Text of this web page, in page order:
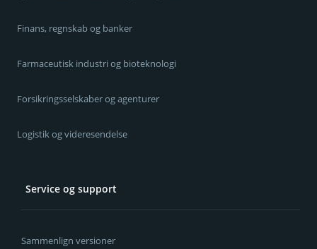
Finans, regnskab og banker
Farmaceutisk industri og bioteknologi
Forsikringsselskaber og agenturer
Logistik og videresendelse
Service og support
Sammenlign versioner